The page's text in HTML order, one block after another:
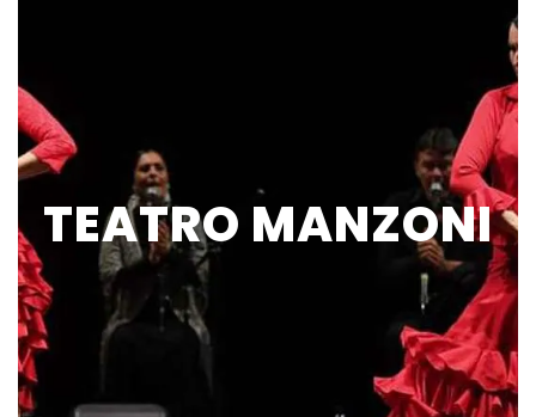
TEATRO MANZONI